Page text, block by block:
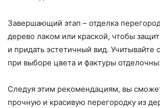
Завершающий этап – отделка
дерево лаком или краской, чтобы
и придать эстетичный вид. Учитывайте
при выборе цвета и фактуры
Следуя этим рекомендациям, вы
прочную и красивую перегородку из